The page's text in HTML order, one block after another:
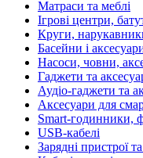
Матраси та меблі
Ігрові центри,
Круги,
Басейни і
Насоси, човни,
Гаджети та
Аудіо-гаджети та
Аксесуари для
Smart-годинники,
USB-кабелі
Зарядні пристрої